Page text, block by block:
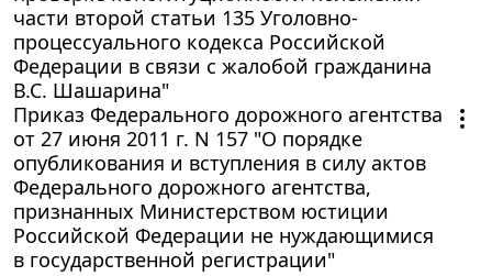
части второй статьи 135 Уголовно-
процессуального кодекса Российской
Федерации в связи с жалобой гражданина
В.С. Шашарина"
Приказ Федерального дорожного агентства
от 27 июня 2011 г. N 157 "О порядке
опубликования и вступления в силу актов
Федерального дорожного агентства,
признанных Министерством юстиции
Российской Федерации не нуждающимися
в государственной регистрации"